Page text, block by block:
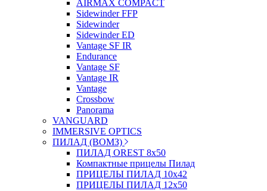
AIRMAX COMPACT
Sidewinder FFP
Sidewinder
Sidewinder ED
Vantage SF IR
Endurance
Vantage SF
Vantage IR
Vantage
Crossbow
Panorama
VANGUARD
IMMERSIVE OPTICS
ПИЛАД (ВОМЗ)
ПИЛАД OREST 8х50
Компактные прицелы Пилад
ПРИЦЕЛЫ ПИЛАД 10х42
ПРИЦЕЛЫ ПИЛАД 12х50